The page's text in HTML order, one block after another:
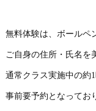
無料体験は、ボールペ
ご自身の住所・氏名を
通常クラス実施中の約
事前要予約となってお